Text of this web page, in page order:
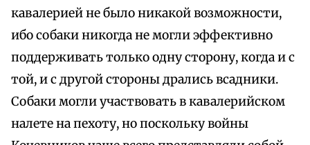
кавалерией не было никакой возможности,
ибо собаки никогда не могли эффективно
поддерживать только одну сторону, когда и с
той, и с другой стороны дрались всадники.
Собаки могли участвовать в кавалерийском
налете на пехоту, но поскольку войны